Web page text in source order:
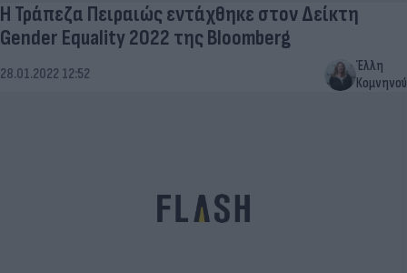
Η Τράπεζα Πειραιώς εντάχθηκε στον Δείκτη
Gender Equality 2022 της Bloomberg
28.01.2022 12:52
Έλλη
Κομνηνού